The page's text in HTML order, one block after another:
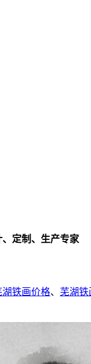
、定制、生产专家
湖铁画价格、 芜湖铁